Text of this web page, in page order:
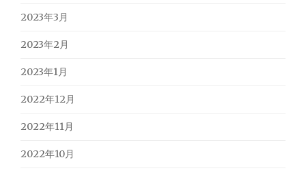
2023年3月
2023年2月
2023年1月
2022年12月
2022年11月
2022年10月